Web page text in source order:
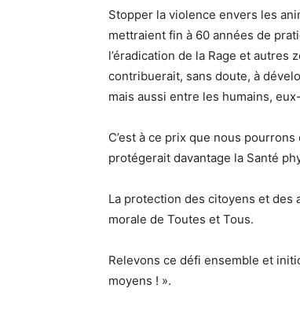
Stopper la violence envers les
mettraient fin à 60 années de
l’éradication de la Rage et
contribuerait, sans doute, à
mais aussi entre les humains,
C’est à ce prix que nous
protégerait davantage la Santé
La protection des citoyens et des
morale de Toutes et Tous.
Relevons ce défi ensemble et
moyens ! ».